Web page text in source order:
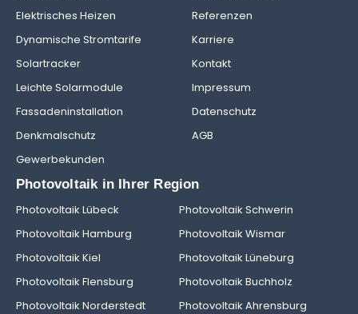
Photovoltaik in Ihrer Region
Photovoltaik Lübeck
Photovoltaik Hamburg
Photovoltaik Kiel
Photovoltaik Flensburg
Photovoltaik Norderstedt
Photovoltaik Schwerin
Photovoltaik Wismar
Photovoltaik Lüneburg
Photovoltaik Buchholz
Photovoltaik Ahrensburg
Elektrisches Heizen
Dynamische Stromtarife
Solartracker
Leichte Solarmodule
Fassadeninstallation
Denkmalschutz
Gewerbekunden
Referenzen
Karriere
Kontakt
Impressum
Datenschutz
AGB